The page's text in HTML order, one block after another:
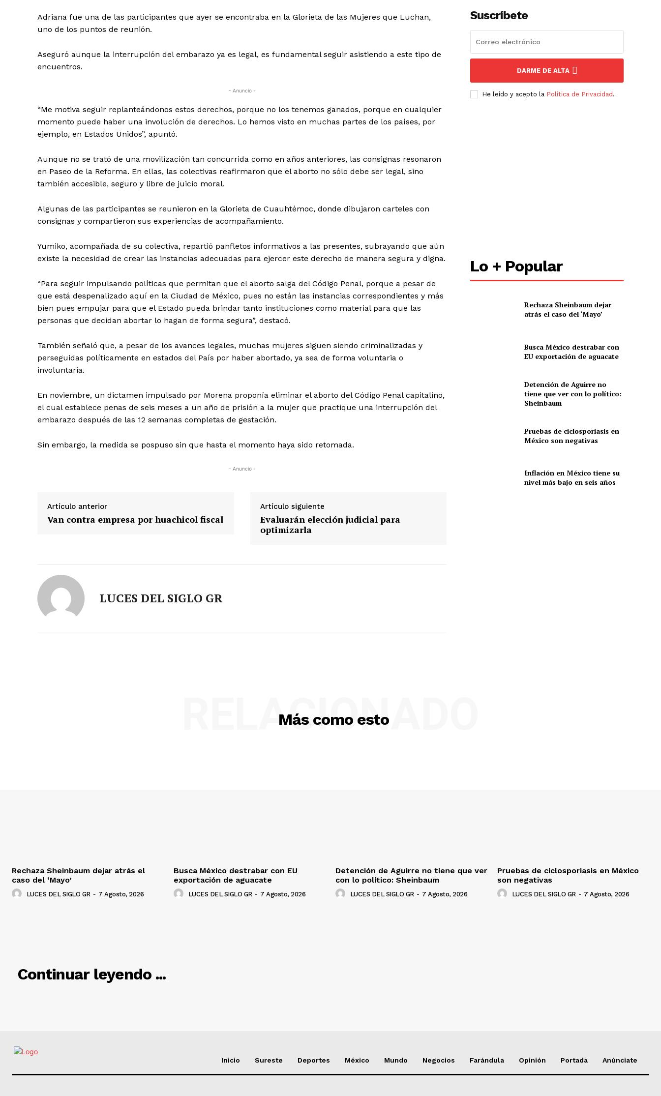
Adriana fue una de las participantes que ayer se encontraba en la Glorieta de las Mujeres que Luchan,
uno de los puntos de reunión.
Aseguró aunque la interrupción del embarazo ya es legal, es fundamental seguir asistiendo a este tipo de
encuentros.
- Anuncio -
“Me motiva seguir replanteándonos estos derechos, porque no los tenemos ganados, porque en cualquier
momento puede haber una involución de derechos. Lo hemos visto en muchas partes de los países, por
ejemplo, en Estados Unidos”, apuntó.
Aunque no se trató de una movilización tan concurrida como en años anteriores, las consignas resonaron
en Paseo de la Reforma. En ellas, las colectivas reafirmaron que el aborto no sólo debe ser legal, sino
también accesible, seguro y libre de juicio moral.
Algunas de las participantes se reunieron en la Glorieta de Cuauhtémoc, donde dibujaron carteles con
consignas y compartieron sus experiencias de acompañamiento.
Yumiko, acompañada de su colectiva, repartió panfletos informativos a las presentes, subrayando que aún
existe la necesidad de crear las instancias adecuadas para ejercer este derecho de manera segura y digna.
“Para seguir impulsando políticas que permitan que el aborto salga del Código Penal, porque a pesar de
que está despenalizado aquí en la Ciudad de México, pues no están las instancias correspondientes y más
bien pues empujar para que el Estado pueda brindar tanto instituciones como material para que las
personas que decidan abortar lo hagan de forma segura”, destacó.
También señaló que, a pesar de los avances legales, muchas mujeres siguen siendo criminalizadas y
perseguidas políticamente en estados del País por haber abortado, ya sea de forma voluntaria o
involuntaria.
En noviembre, un dictamen impulsado por Morena proponía eliminar el aborto del Código Penal capitalino,
el cual establece penas de seis meses a un año de prisión a la mujer que practique una interrupción del
embarazo después de las 12 semanas completas de gestación.
Sin embargo, la medida se pospuso sin que hasta el momento haya sido retomada.
- Anuncio -
Artículo anterior
Van contra empresa por huachicol fiscal
Artículo siguiente
Evaluarán elección judicial para
optimizarla
LUCES DEL SIGLO GR
Suscríbete
DARME DE ALTA
He leído y acepto la Política de Privacidad.
Lo + Popular
Rechaza Sheinbaum dejar
atrás el caso del ‘Mayo’
Busca México destrabar con
EU exportación de aguacate
Detención de Aguirre no
tiene que ver con lo político:
Sheinbaum
Pruebas de ciclosporiasis en
México son negativas
Inflación en México tiene su
nivel más bajo en seis años
Más como esto
RELACIONADO
Rechaza Sheinbaum dejar atrás el
caso del ‘Mayo’
LUCES DEL SIGLO GR - 7 Agosto, 2026
Busca México destrabar con EU
exportación de aguacate
LUCES DEL SIGLO GR - 7 Agosto, 2026
Detención de Aguirre no tiene que ver
con lo político: Sheinbaum
LUCES DEL SIGLO GR - 7 Agosto, 2026
Pruebas de ciclosporiasis en México
son negativas
LUCES DEL SIGLO GR - 7 Agosto, 2026
Continuar leyendo ...
RELACIONADO
Inicio Sureste Deportes México Mundo Negocios Farándula Opinión Portada Anúnciate